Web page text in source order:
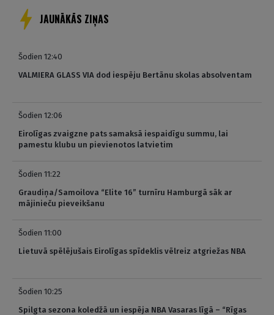
JAUNĀKĀS ZIŅAS
Šodien 12:40
VALMIERA GLASS VIA dod iespēju Bertānu skolas absolventam
Šodien 12:06
Eirolīgas zvaigzne pats samaksā iespaidīgu summu, lai
pamestu klubu un pievienotos latvietim
Šodien 11:22
Graudiņa/Samoilova “Elite 16” turnīru Hamburgā sāk ar
mājinieču pieveikšanu
Šodien 11:00
Lietuvā spēlējušais Eirolīgas spīdeklis vēlreiz atgriežas NBA
Šodien 10:25
Spilgta sezona koledžā un iespēja NBA Vasaras līgā – “Rīgas